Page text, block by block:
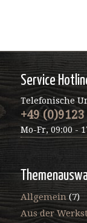
Service
Telefonische
+49
Mo-Fr, 09:00 -
Allgemein(7)
Aus der